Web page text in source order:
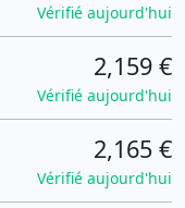
Vérifié aujourd'hui
2,159 €
Vérifié aujourd'hui
2,165 €
Vérifié aujourd'hui